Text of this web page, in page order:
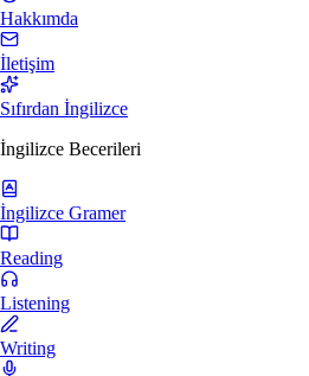
Hakkımda
İletişim
Sıfırdan İngilizce
İngilizce Becerileri
İngilizce Gramer
Reading
Listening
Writing